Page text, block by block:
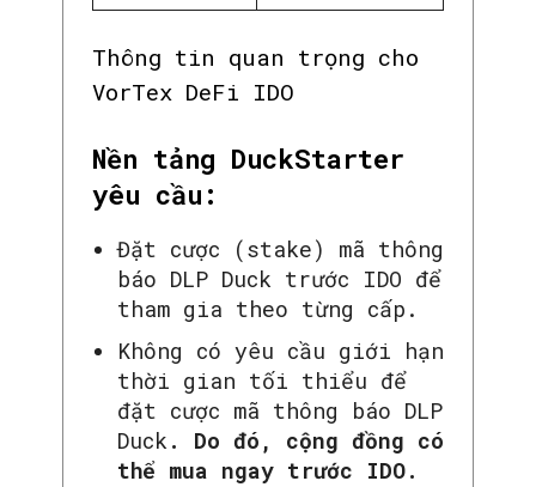
Thông tin quan trọng cho
VorTex DeFi IDO
Nền tảng DuckStarter
yêu cầu:
Đặt cược (stake) mã thông
báo DLP Duck trước IDO để
tham gia theo từng cấp.
Không có yêu cầu giới hạn
thời gian tối thiểu để
đặt cược mã thông báo DLP
Duck . Do đó, cộng đồng có
thể mua ngay trước IDO.